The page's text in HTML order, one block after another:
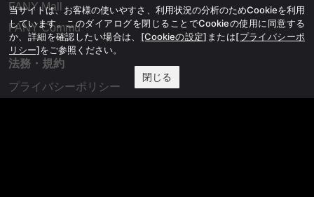
FANY Mall
FANY Commu
法務・規約
プライバシーポリシー
当サイトは、お客様の使いやすさ、利用状況の分析のためCookieを利用
しています。このダイアログを閉じることでCookieの使用に同意する
か、詳細を確認したい場合は、 [Cookieの設定] または[プライバシーポ
リシー]をご参照ください。
閉じる